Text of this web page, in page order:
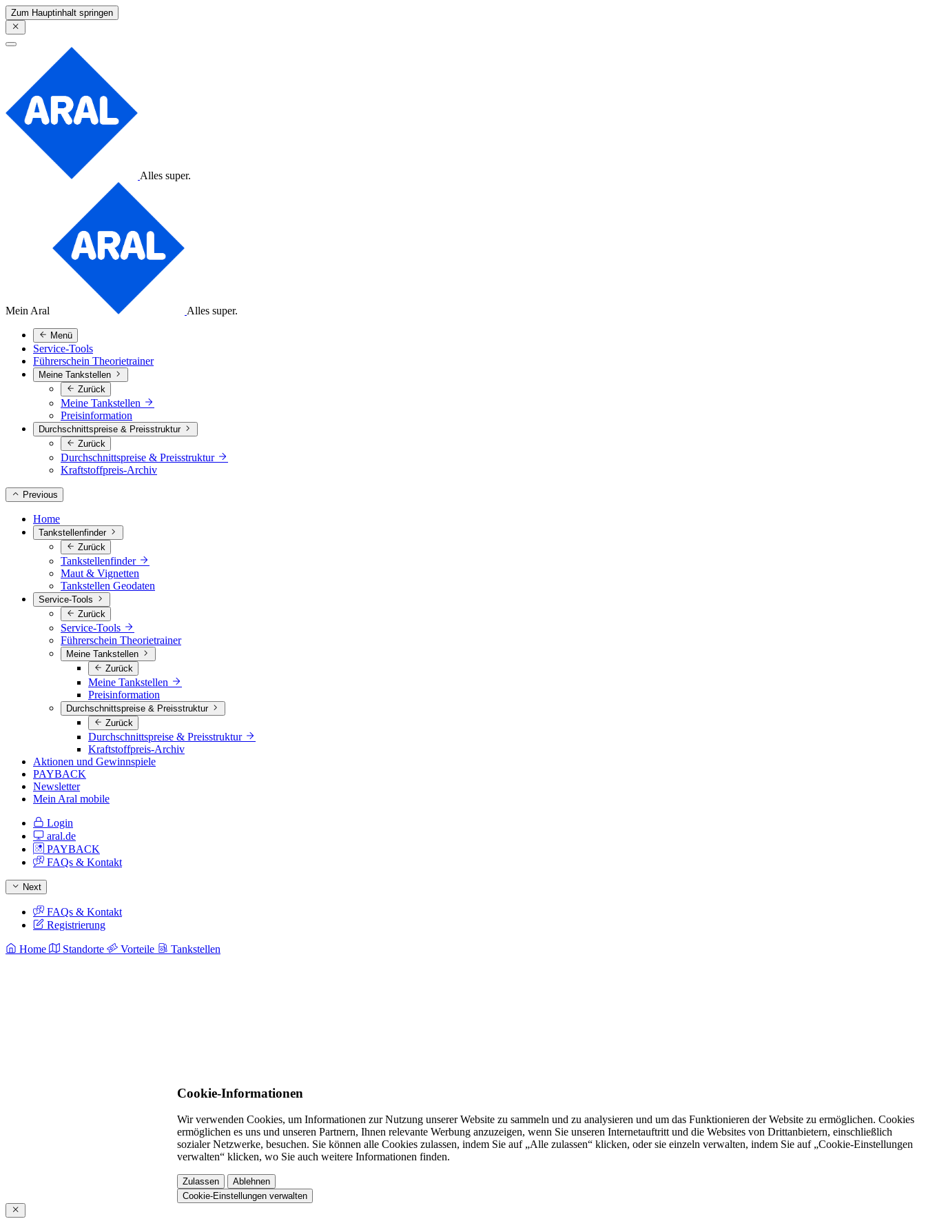
Zum Hauptinhalt springen
Alles super.
Mein Aral Alles super.
Menü
Service-Tools
Führerschein Theorietrainer
Meine Tankstellen
Zurück
Meine Tankstellen
Preisinformation
Durchschnittspreise & Preisstruktur
Zurück
Durchschnittspreise & Preisstruktur
Kraftstoffpreis-Archiv
Previous
Home
Tankstellenfinder
Zurück
Tankstellenfinder
Maut & Vignetten
Tankstellen Geodaten
Service-Tools
Zurück
Service-Tools
Führerschein Theorietrainer
Meine Tankstellen
Zurück
Meine Tankstellen
Preisinformation
Durchschnittspreise & Preisstruktur
Zurück
Durchschnittspreise & Preisstruktur
Kraftstoffpreis-Archiv
Aktionen und Gewinnspiele
PAYBACK
Newsletter
Mein Aral mobile
Login
aral.de
PAYBACK
FAQs & Kontakt
Next
FAQs & Kontakt
Registrierung
Home Standorte Vorteile Tankstellen
Cookie-Informationen
Wir verwenden Cookies, um Informationen zur Nutzung unserer Website zu sammeln und zu analysieren und um das Funktionieren der Website zu ermöglichen. Cookies
ermöglichen es uns und unseren Partnern, Ihnen relevante Werbung anzuzeigen, wenn Sie unseren Internetauftritt und die Websites von Drittanbietern, einschließlich
sozialer Netzwerke, besuchen. Sie können alle Cookies zulassen, indem Sie auf „Alle zulassen“ klicken, oder sie einzeln verwalten, indem Sie auf „Cookie-Einstellungen
verwalten“ klicken, wo Sie auch weitere Informationen finden.
Zulassen
Ablehnen
Cookie-Einstellungen verwalten